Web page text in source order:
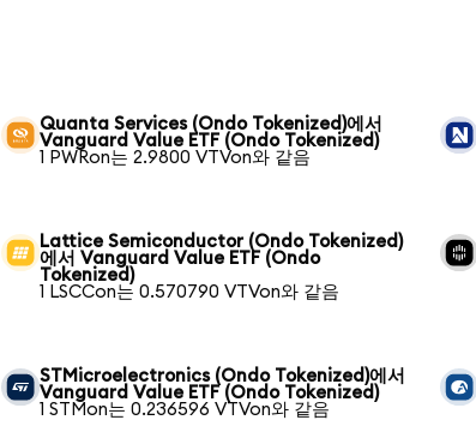
Quanta Services (Ondo Tokenized)에서
Vanguard Value ETF (Ondo Tokenized)
1 PWRon는 2.9800 VTVon와 같음
Lattice Semiconductor (Ondo Tokenized)
에서 Vanguard Value ETF (Ondo
Tokenized)
1 LSCCon는 0.570790 VTVon와 같음
STMicroelectronics (Ondo Tokenized)에서
Vanguard Value ETF (Ondo Tokenized)
1 STMon는 0.236596 VTVon와 같음